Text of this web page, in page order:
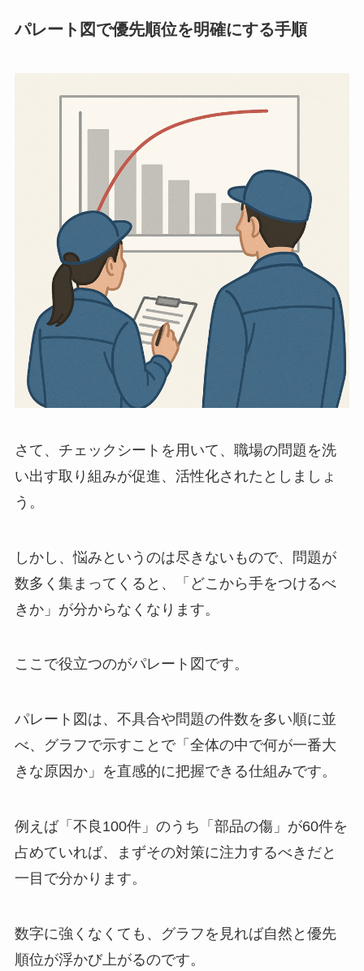
パレート図で優先順位を明確にする手順
さて、チェックシートを用いて、職場の問題を洗
い出す取り組みが促進、活性化されたとしましょ
う。
しかし、悩みというのは尽きないもので、問題が
数多く集まってくると、「どこから手をつけるべ
きか」が分からなくなります。
ここで役立つのがパレート図です。
パレート図は、不具合や問題の件数を多い順に並
べ、グラフで示すことで「全体の中で何が一番大
きな原因か」を直感的に把握できる仕組みです。
例えば「不良100件」のうち「部品の傷」が60件を
占めていれば、まずその対策に注力するべきだと
一目で分かります。
数字に強くなくても、グラフを見れば自然と優先
順位が浮かび上がるのです。